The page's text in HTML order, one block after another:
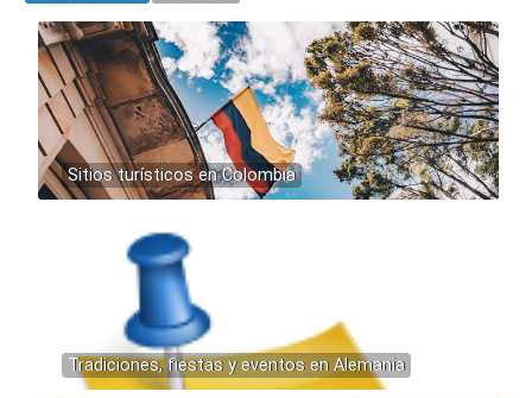
Sitios turísticos en Colombia
Tradiciones, fiestas y eventos en Alemania